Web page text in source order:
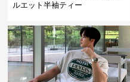
ルエット半袖ティー